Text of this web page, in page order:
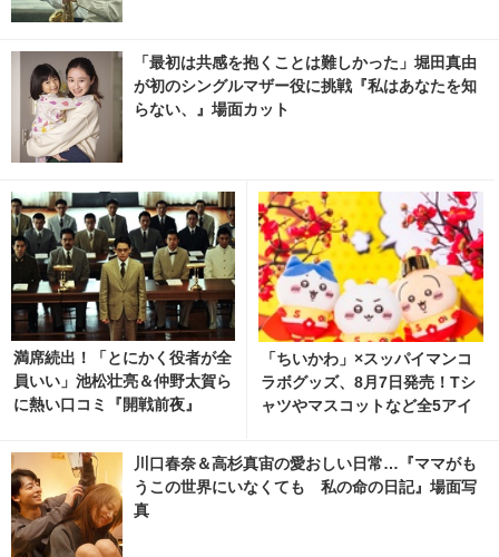
「最初は共感を抱くことは難しかった」堀田真由
が初のシングルマザー役に挑戦『私はあなたを知
らない、』場面カット
満席続出！「とにかく役者が全
員いい」池松壮亮＆仲野太賀ら
に熱い口コミ『開戦前夜』
「ちいかわ」×スッパイマンコ
ラボグッズ、8月7日発売！Tシ
ャツやマスコットなど全5アイ
川口春奈＆高杉真宙の愛おしい日常…『ママがも
うこの世界にいなくても 私の命の日記』場面写
真